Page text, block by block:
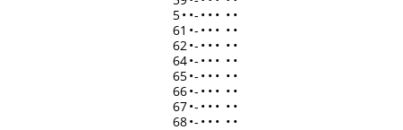
5• •- • • • • •
61 •- • • • • •
62•- • • • • •
64•- • • • • •
65•- • • • • •
66•- • • • • •
67•- • • • • •
68•- • • • • •